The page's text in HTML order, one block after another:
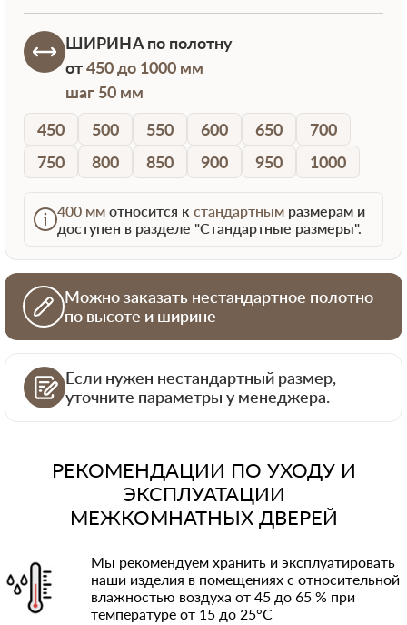
ШИРИНАпо полотну
от450 до 1000 мм
шаг 50 мм
450
500 550 600 650
700
750
800 850 900 950 1000
400 мм относится к стандартным размерам и
доступен в разделе "Стандартные размеры".
Можно заказать нестандартное полотно
по высоте и ширине
Если нужен нестандартный размер,
уточните параметры у менеджера.
РЕКОМЕНДАЦИИ ПО УХОДУ И
ЭКСПЛУАТАЦИИ
МЕЖКОМНАТНЫХ ДВЕРЕЙ
—
Мы рекомендуем хранить и эксплуатировать
наши изделия в помещениях с относительной
влажностью воздуха от 45 до 65 % при
температуре от 15 до 25°C